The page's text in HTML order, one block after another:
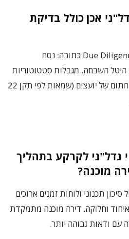
אכן כולל בדיקת
דורשים רשימת בדיקות Due Diligence כתובה: נסח
השבחה, מגבלות סטטוטוריות
ותשתיות. מוודאים תיעוד חתום של יועצים (שמאות לפי תקן 22
נדל"ני לקרקע בתהליך
מוכנה?
תכנוני ולוחות זמנים ארוכים
וחלוקה. דירה מוכנה מתמקדת
עם ודאות גבוהה יותר.